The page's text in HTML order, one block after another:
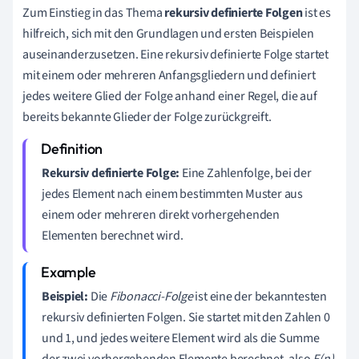
Zum Einstieg in das Themarekursiv definierte Folgenist es
hilfreich, sich mit den Grundlagen und ersten Beispielen
auseinanderzusetzen. Eine rekursiv definierte Folge startet
mit einem oder mehreren Anfangsgliedern und definiert
jedes weitere Glied der Folge anhand einer Regel, die auf
bereits bekannte Glieder der Folge zurückgreift.
Rekursiv definierte Folge: Eine Zahlenfolge, bei der
jedes Element nach einem bestimmten Muster aus
einem oder mehreren direkt vorhergehenden
Elementen berechnet wird.
Beispiel: DieFibonacci-Folgeist eine der bekanntesten
rekursiv definierten Folgen. Sie startet mit den Zahlen 0
und 1, und jedes weitere Element wird als die Summe